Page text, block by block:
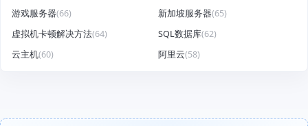
游戏服务器(66) 新加坡服务器(65)
虚拟机卡顿解决方法(64) SQL数据库(62)
云主机(60) 阿里云(58)